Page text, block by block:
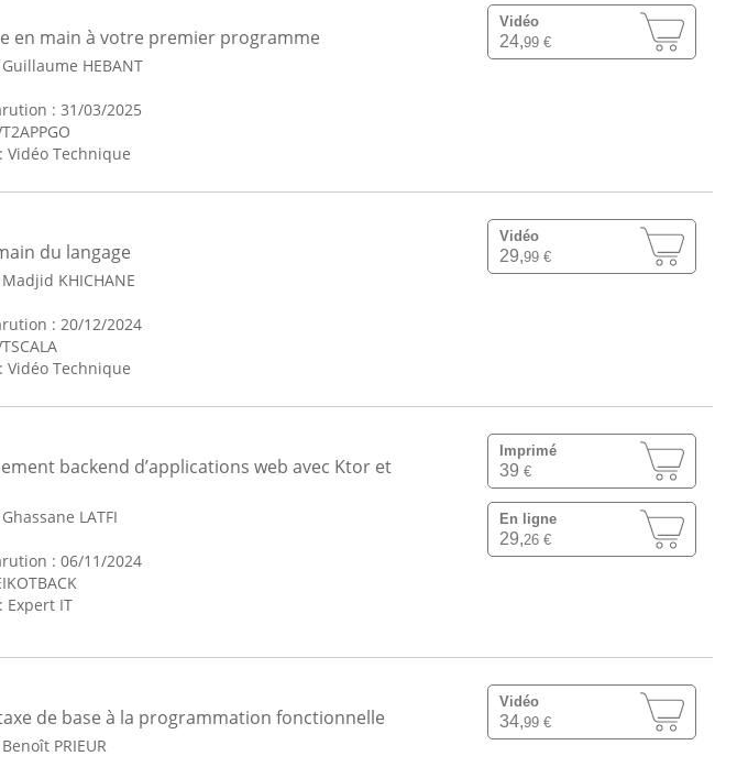
en main à votre premier programme
Guillaume HEBANT
: 31/03/2025
Vidéo Technique
Vidéo
24,99 €
du langage
Madjid KHICHANE
: 20/12/2024
Vidéo Technique
Vidéo
29,99 €
backend d’applications web avec Ktor et
Ghassane LATFI
: 06/11/2024
Expert IT
Imprimé
39 €
En ligne
29,26 €
de base à la programmation fonctionnelle
Benoît PRIEUR
Vidéo
34,99 €